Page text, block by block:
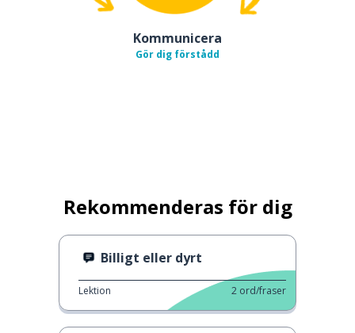
Kommunicera
Gör dig förstådd
Rekommenderas för dig
Billigt eller dyrt
Lektion 2 ord/fraser